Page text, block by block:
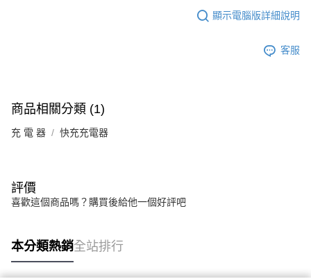
顯示電腦版詳細說明
客服
商品相關分類 (1)
充 電 器 快充充電器
評價
喜歡這個商品嗎？購買後給他一個好評吧
本分類熱銷全站排行